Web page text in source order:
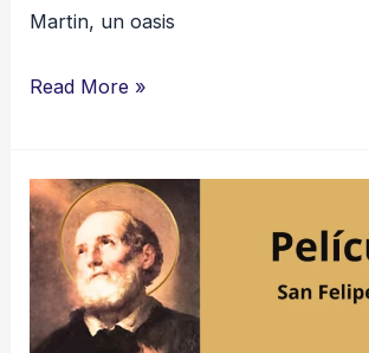
Martin, un oasis
Read More »
San
Felipe
Neri